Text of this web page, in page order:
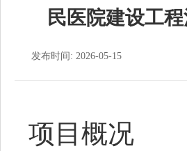
民医院建设工
发布时间: 2026-05-15
项目概况